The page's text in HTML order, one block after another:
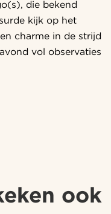
die bekend
kijk op het
charme in de strijd
vol observaties
ook